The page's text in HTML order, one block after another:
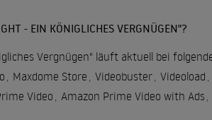
- EIN KÖNIGLICHES VERGNÜGEN"?
Vergnügen" läuft aktuell bei
Maxdome Store Videobuster Videoload
Video
Amazon Prime Video with Ads